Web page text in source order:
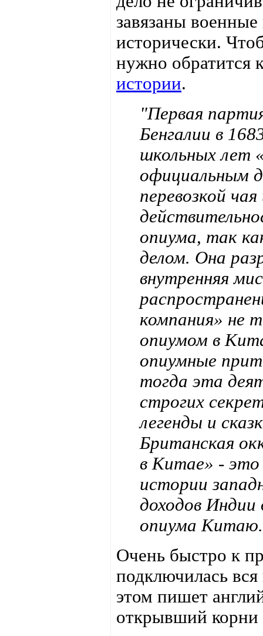
завязаны
исторически.
нужно обратится
истории.
"Первая
Бенгалии в
школьных лет
официальным
перевозкой
опиума, так
делом. Она
внутренняя
компания» не
опиумом в
опиумные
тогда эта
строгих
легенды и
Британская
в Китае» -
истории
доходов Индии
опиума
Очень быстро к
подключилась
этом пишет
открывший корни